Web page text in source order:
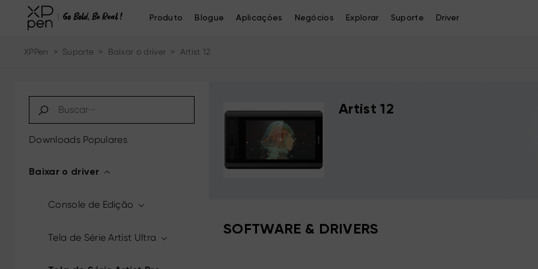
Produto Blogue Aplicações Negócios Explorar Suporte Driver
XPPen > Suporte > Baixar o driver > Artist 12
Downloads Populares
Baixar o driver
Console de Edição
Tela de Série Artist Ultra
Artist 12
SOFTWARE & DRIVERS